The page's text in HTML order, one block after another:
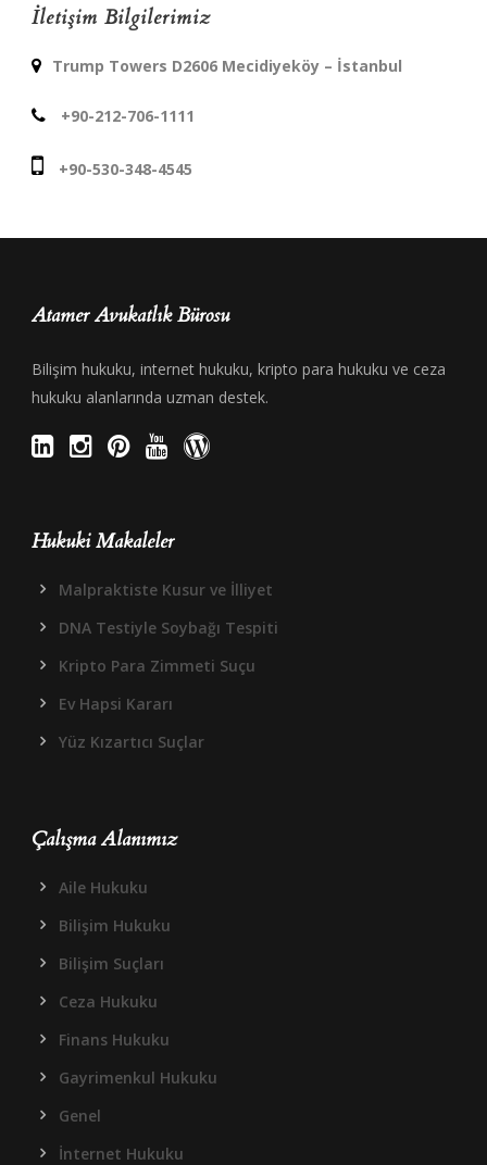
İletişim Bilgilerimiz
Trump Towers D2606 Mecidiyeköy – İstanbul
+90-212-706-1111
+90-530-348-4545
Atamer Avukatlık Bürosu
Bilişim hukuku, internet hukuku, kripto para hukuku ve ceza
hukuku alanlarında uzman destek.
Hukuki Makaleler
Malpraktiste Kusur ve İlliyet
DNA Testiyle Soybağı Tespiti
Kripto Para Zimmeti Suçu
Ev Hapsi Kararı
Yüz Kızartıcı Suçlar
Çalışma Alanımız
Aile Hukuku
Bilişim Hukuku
Bilişim Suçları
Ceza Hukuku
Finans Hukuku
Gayrimenkul Hukuku
Genel
İnternet Hukuku